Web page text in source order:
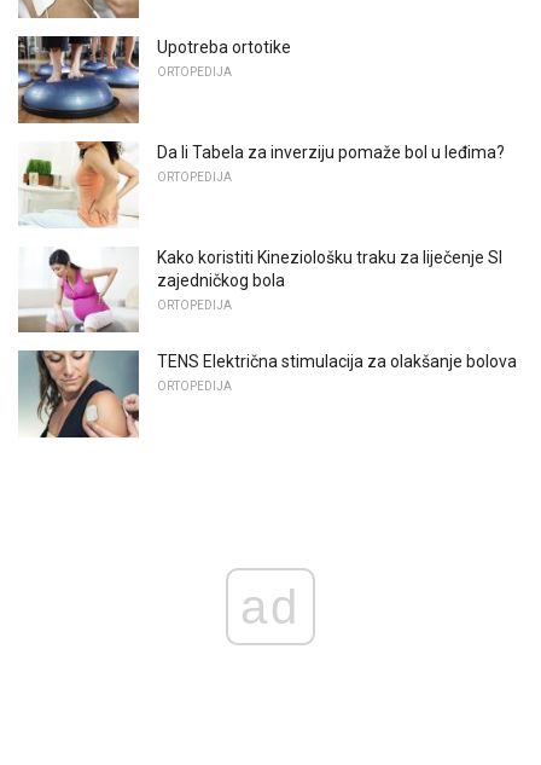
Upotreba ortotike
ORTOPEDIJA
Da li Tabela za inverziju pomaže bol u leđima?
ORTOPEDIJA
Kako koristiti Kineziološku traku za liječenje SI
zajedničkog bola
ORTOPEDIJA
TENS Električna stimulacija za olakšanje bolova
ORTOPEDIJA
ad